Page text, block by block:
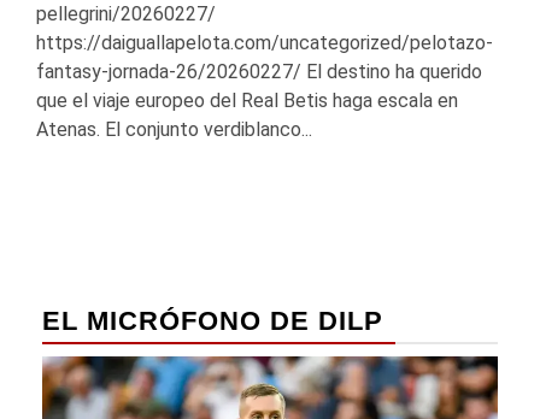
pellegrini/20260227/
https://daiguallapelota.com/uncategorized/pelotazo-
fantasy-jornada-26/20260227/ El destino ha querido
que el viaje europeo del Real Betis haga escala en
Atenas. El conjunto verdiblanco...
EL MICRÓFONO DE DILP